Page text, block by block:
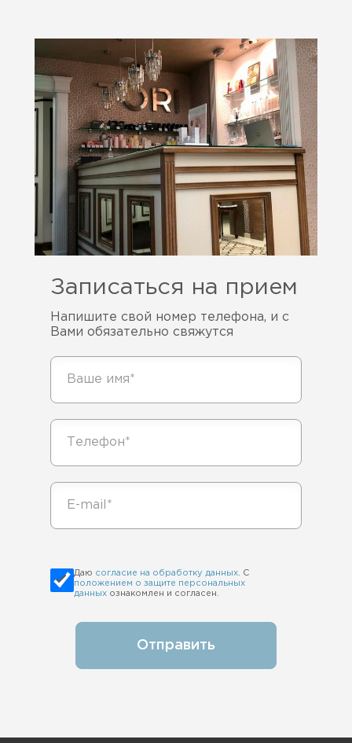
Записаться на прием
Напишите свой номер телефона, и с
Вами обязательно свяжутся
Даю согласие на обработку данных. С
положением о защите персональных
данных ознакомлен и согласен.
Отправить